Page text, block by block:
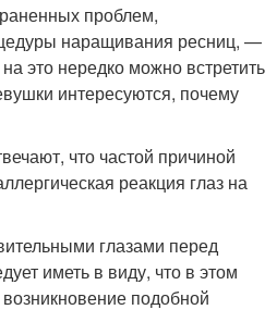
проблем,
наращивания ресниц, —
это нередко можно встретить
интересуются, почему
что частой причиной
реакция глаз на
глазами перед
иметь в виду, что в этом
подобной